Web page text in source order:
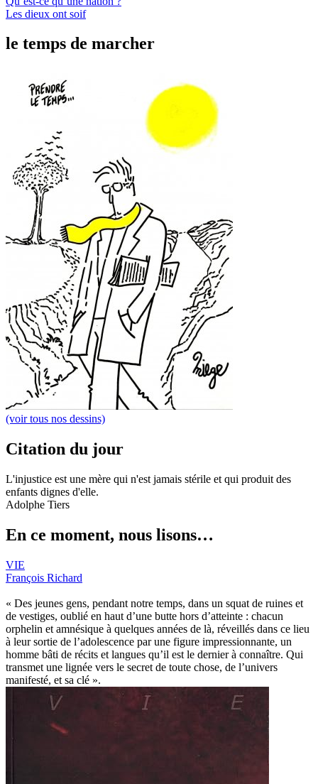
Les dieux ont soif
le temps de marcher
(voir tous nos dessins)
Citation du jour
L'injustice est une mère qui n'est jamais stérile et qui produit des
enfants dignes d'elle.
Adolphe Tiers
En ce moment, nous lisons…
VIE
François Richard
« Des jeunes gens, pendant notre temps, dans un squat de ruines et
de vestiges, oublié en haut d’une butte hors d’atteinte : chacun
orphelin et amnésique à quelques années de là, réveillés dans ce lieu
à leur sortie de l’adolescence par une figure impressionnante, un
homme bâti de récits et langues qu’il est le dernier à connaître. Qui
transmet une lignée vers le secret de toute chose, de l’univers
manifesté, et sa clé ».